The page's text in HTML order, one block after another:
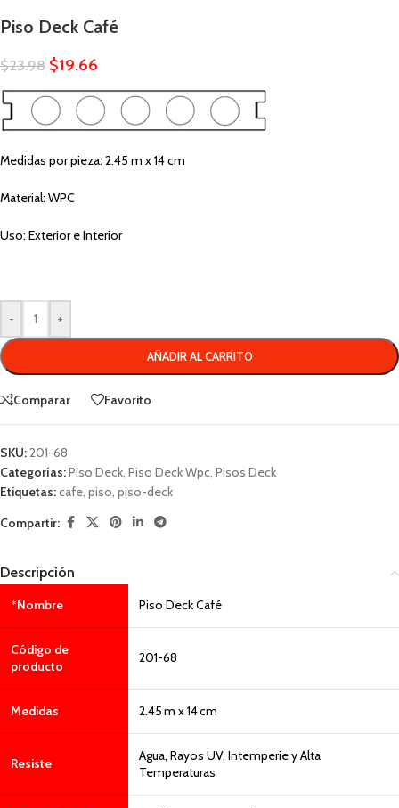
Piso Deck Café
$23.98 $19.66
Medidas por pieza: 2.45 m x 14 cm
Material: WPC
Uso: Exterior e Interior
- +
AÑADIR AL CARRITO
Comparar Favorito
SKU:201-68
Categorías:Piso Deck, Piso Deck Wpc, Pisos Deck
Etiquetas:cafe, piso, piso-deck
Compartir:
Descripción
*Nombre Piso Deck Café
Código de
producto
201-68
Medidas 2.45 m x 14 cm
Resiste
Agua, Rayos UV, Intemperie y Alta
Temperaturas